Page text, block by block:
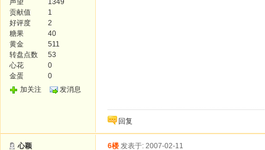
声望
1349
贡献值
1
好评度
2
糖果
40
黄金
511
转盘点数
53
心花
0
金蛋
0
加关注
发消息
回复
心颖 6楼 发表于: 2007-02-11